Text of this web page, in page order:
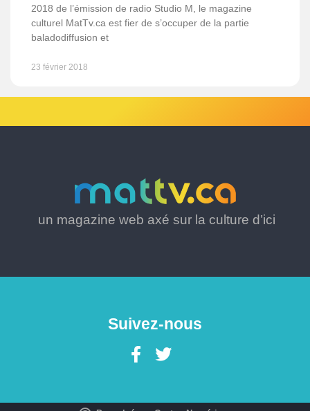
2018 de l’émission de radio Studio M, le magazine
culturel MatTv.ca est fier de s’occuper de la partie
baladodiffusion et
23 février 2018
un magazine web axé sur la culture d’ici
Suivez-nous